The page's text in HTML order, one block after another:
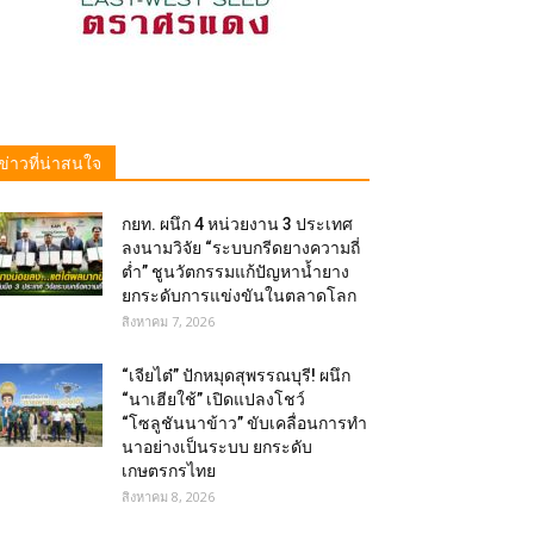
าวที่น่าสนใจ
กยท. ผนึก 4 หน่วยงาน 3 ประเทศ
ลงนามวิจัย “ระบบกรีดยางความถี่
ต่ำ” ชูนวัตกรรมแก้ปัญหาน้ำยาง
ยกระดับการแข่งขันในตลาดโลก
สิงหาคม 7, 2026
“เจียไต๋” ปักหมุดสุพรรณบุรี! ผนึก
“นาเฮียใช้” เปิดแปลงโชว์
“โซลูชันนาข้าว” ขับเคลื่อนการทำ
นาอย่างเป็นระบบ ยกระดับ
เกษตรกรไทย
สิงหาคม 8, 2026